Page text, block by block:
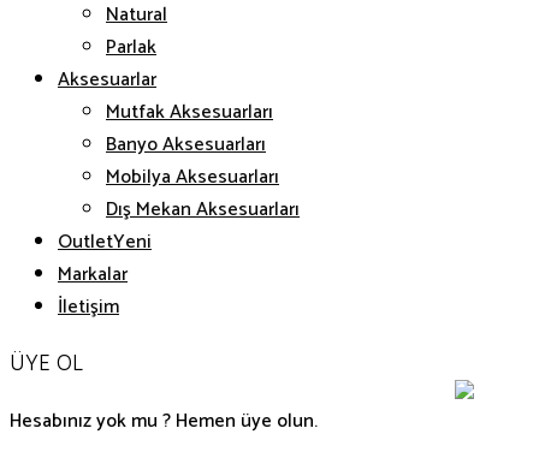
Natural
Parlak
Aksesuarlar
Mutfak Aksesuarları
Banyo Aksesuarları
Mobilya Aksesuarları
Dış Mekan Aksesuarları
Outlet
Markalar
İletişim
ÜYE OL
Hesabınız yok mu ? Hemen üye olun.